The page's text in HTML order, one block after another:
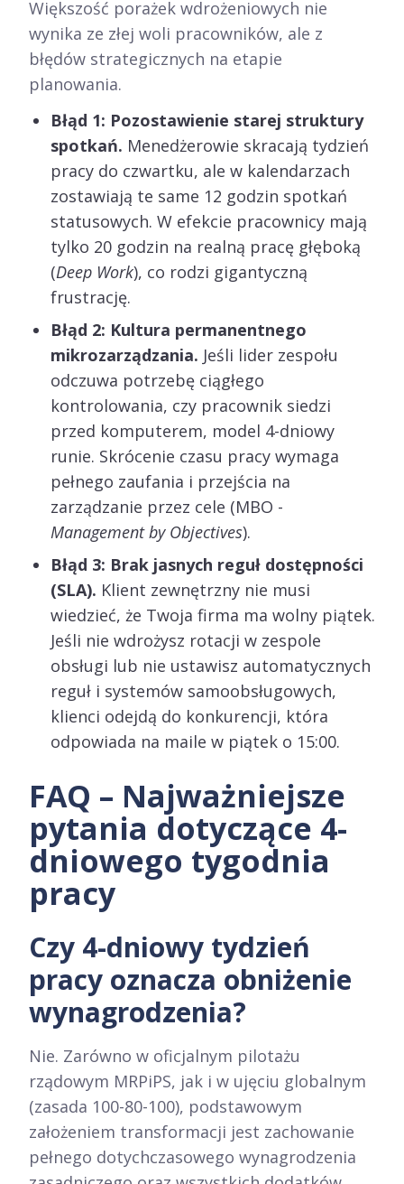
Większość porażek wdrożeniowych nie
wynika ze złej woli pracowników, ale z
błędów strategicznych na etapie
planowania.
Błąd 1: Pozostawienie starej struktury
spotkań. Menedżerowie skracają tydzień
pracy do czwartku, ale w kalendarzach
zostawiają te same 12 godzin spotkań
statusowych. W efekcie pracownicy mają
tylko 20 godzin na realną pracę głęboką
(Deep Work), co rodzi gigantyczną
frustrację.
Błąd 2: Kultura permanentnego
mikrozarządzania. Jeśli lider zespołu
odczuwa potrzebę ciągłego
kontrolowania, czy pracownik siedzi
przed komputerem, model 4-dniowy
runie. Skrócenie czasu pracy wymaga
pełnego zaufania i przejścia na
zarządzanie przez cele (MBO -
Management by Objectives).
Błąd 3: Brak jasnych reguł dostępności
(SLA). Klient zewnętrzny nie musi
wiedzieć, że Twoja firma ma wolny piątek.
Jeśli nie wdrożysz rotacji w zespole
obsługi lub nie ustawisz automatycznych
reguł i systemów samoobsługowych,
klienci odejdą do konkurencji, która
odpowiada na maile w piątek o 15:00.
FAQ – Najważniejsze
pytania dotyczące 4-
dniowego tygodnia
pracy
Czy 4-dniowy tydzień
pracy oznacza obniżenie
wynagrodzenia?
Nie. Zarówno w oficjalnym pilotażu
rządowym MRPiPS, jak i w ujęciu globalnym
(zasada 100-80-100), podstawowym
założeniem transformacji jest zachowanie
pełnego dotychczasowego wynagrodzenia